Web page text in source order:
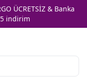
ÜCRETSİZ & Banka
indirim